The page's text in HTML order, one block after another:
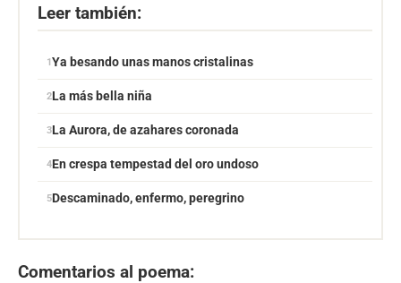
Leer también:
Ya besando unas manos cristalinas
La más bella niña
La Aurora, de azahares coronada
En crespa tempestad del oro undoso
Descaminado, enfermo, peregrino
Comentarios al poema: